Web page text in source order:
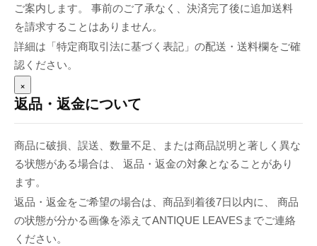
ご案内します。 事前のご了承なく、決済完了後に追加送料
を請求することはありません。
詳細は「特定商取引法に基づく表記」の配送・送料欄をご確
認ください。
×
返品・返金について
商品に破損、誤送、数量不足、または商品説明と著しく異な
る状態がある場合は、 返品・返金の対象となることがあり
ます。
返品・返金をご希望の場合は、商品到着後7日以内に、 商品
の状態が分かる画像を添えてANTIQUE LEAVESまでご連絡
ください。